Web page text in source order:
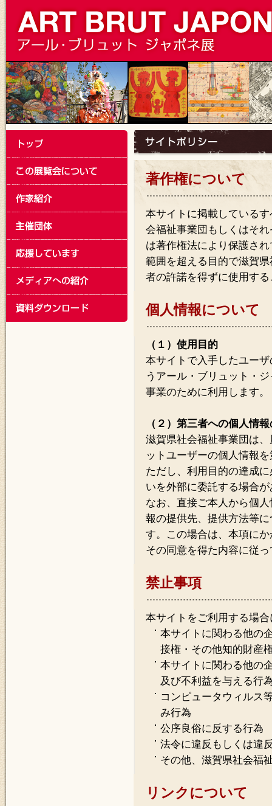
著作権について
本サイトに掲載している
会福祉事業団もしくはそ
は著作権法により保護さ
範囲を超える目的で滋賀
者の許諾を得ずに使用す
個人情報について
（１）使用目的
本サイトで入手したユー
うアール・ブリュット・
事業のために利用します。
（２）第三者への個人情
滋賀県社会福祉事業団は
ットユーザーの個人情報
ただし、利用目的の達成
いを外部に委託する場合
なお、直接ご本人から個
報の提供先、提供方法等
す。この場合は、本項に
その同意を得た内容に従
禁止事項
本サイトをご利用する場
本サイトに関わる他の
接権・その他知的財産
本サイトに関わる他の
及び不利益を与える行
コンピュータウィルス
み行為
公序良俗に反する行為
法令に違反もしくは違
その他、滋賀県社会福
リンクについて